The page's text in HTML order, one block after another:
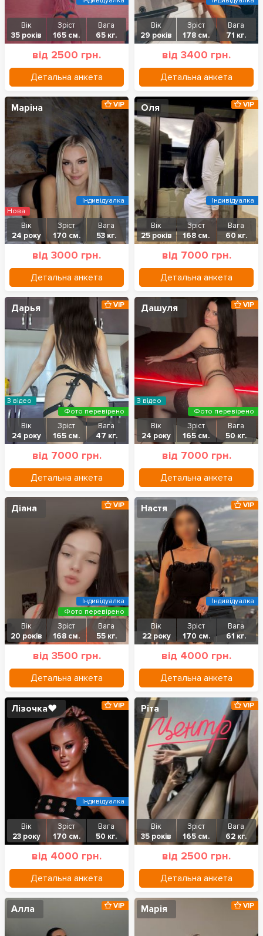
Вік
35 років
Зріст
165 см.
Вага
65 кг.
від 2500 грн.
Детальна анкета
Вік
29 років
Зріст
178 см.
Вага
71 кг.
від 3400 грн.
Детальна анкета
Маріна
Вік
24 року
Зріст
170 см.
Вага
53 кг.
від 3000 грн.
Детальна анкета
VIP
Нова
Індивідуалка
Оля
Вік
25 років
Зріст
168 см.
Вага
60 кг.
від 7000 грн.
Детальна анкета
VIP
Індивідуалка
Дарья
Вік
24 року
Зріст
165 см.
Вага
47 кг.
від 7000 грн.
Детальна анкета
VIP
З відео
Фото перевірено
Дашуля
Вік
24 року
Зріст
165 см.
Вага
50 кг.
від 7000 грн.
Детальна анкета
VIP
З відео
Фото перевірено
Діана
Вік
20 років
Зріст
168 см.
Вага
55 кг.
від 3500 грн.
Детальна анкета
VIP
Фото перевірено
Індивідуалка
Настя
Вік
22 року
Зріст
170 см.
Вага
61 кг.
від 4000 грн.
Детальна анкета
VIP
Індивідуалка
Лізочка❤️
Вік
23 року
Зріст
170 см.
Вага
50 кг.
від 4000 грн.
Детальна анкета
VIP
Індивідуалка
Ріта
Вік
35 років
Зріст
165 см.
Вага
62 кг.
від 2500 грн.
Детальна анкета
VIP
Алла VIP Марія VIP